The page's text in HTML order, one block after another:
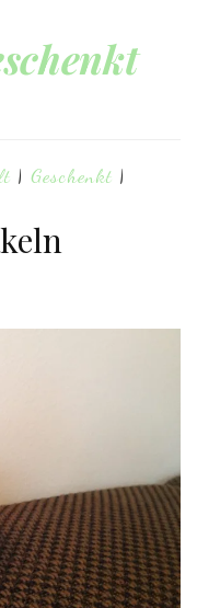
| Geschenkt |